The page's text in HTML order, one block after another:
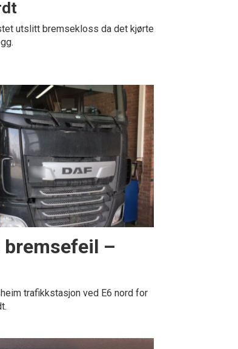
utslitt bremsekloss da det kjørte
bremsefeil –
trafikkstasjon ved E6 nord for